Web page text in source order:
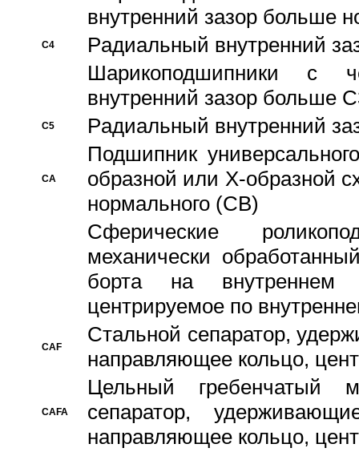
внутренний зазор больше
C4
Pадиальный внутренний
Шарикоподшипники с
внутренний зазор больше
C5 Pадиальный внутренний
CA
Подшипник
образной или Х-образной
нормального (CB)
Сферические
механически
борта на внутреннем
центрируемое по
CAF
Стальной сепаратор,
направляющее кольцо,
CAFA
Цельный гребенчатый
сепаратор,
направляющее кольцо,